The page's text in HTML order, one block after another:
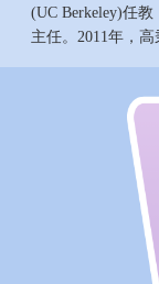
(UC Berkeley)任
主任。2011年，